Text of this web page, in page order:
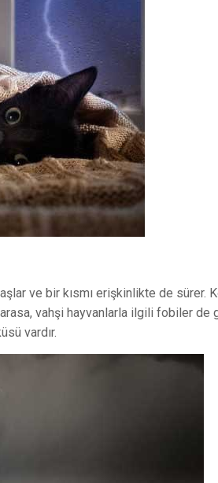
ve bir kısmı erişkinlikte de sürer.
vahşi hayvanlarla ilgili fobiler de
vardır.